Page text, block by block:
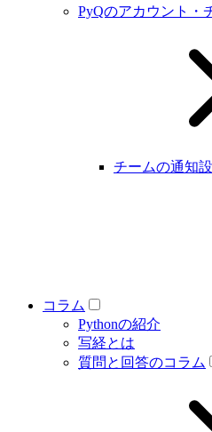
PyQのアカウント・
チームの通知
コラム
Pythonの紹介
写経とは
質問と回答のコラム